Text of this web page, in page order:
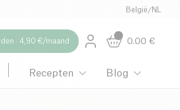
België /NL
· 4,90 €/maand 0.00 €
Recepten Blog